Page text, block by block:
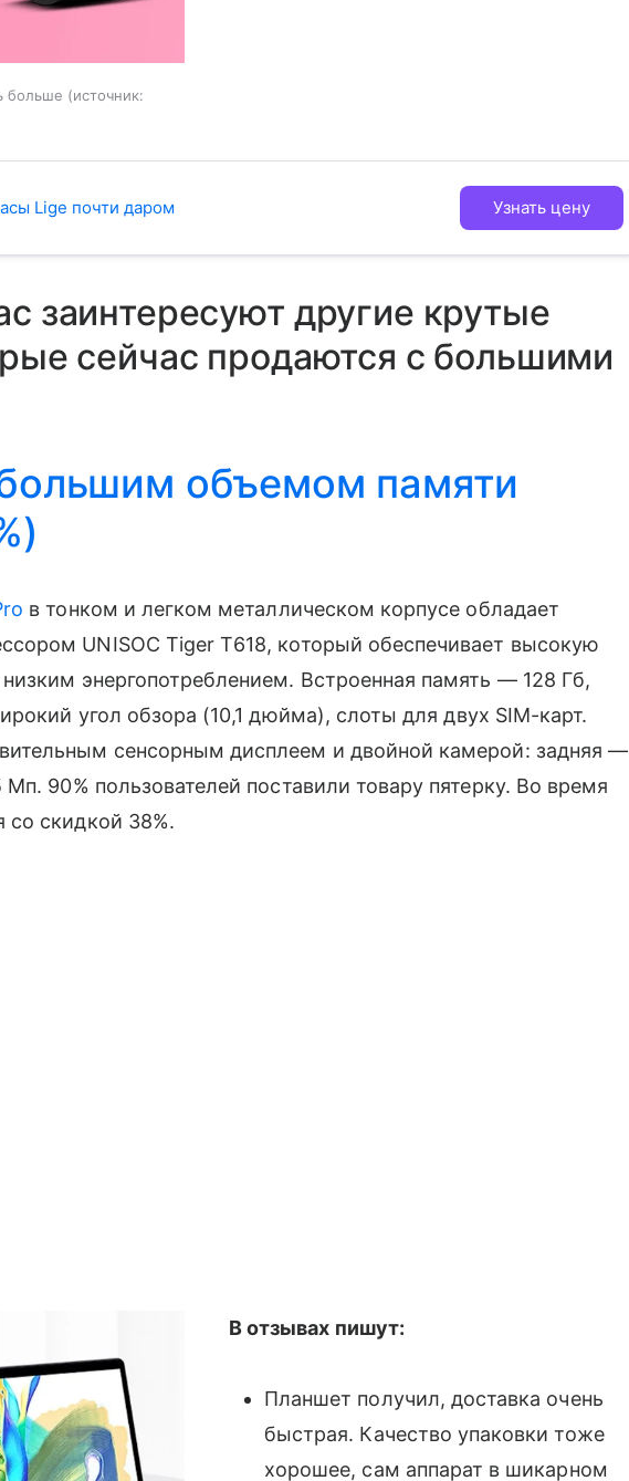
больше
источник:
Lige почти даром Узнать цену
заинтересуют другие крутые
сейчас продаются с большими
объемом памяти
в тонком и легком металлическом корпусе обладает
UNISOC Tiger T618, который обеспечивает высокую
энергопотреблением. Встроенная память — 128 Гб,
угол обзора (10,1 дюйма), слоты для двух SIM-карт.
сенсорным дисплеем и двойной камерой: задняя —
90% пользователей поставили товару пятерку. Во время
со скидкой 38%.
В отзывах пишут:
Планшет получил, доставка очень
быстрая. Качество упаковки тоже
хорошее, сам аппарат в шикарном